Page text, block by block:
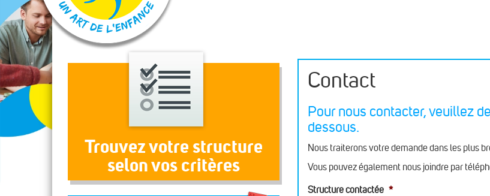
Trouvez votre structure
selon vos critères
Contact
Pour nous contacter, veuillez
dessous.
Nous traiterons votre demande dans les plus
Vous pouvez également nous joindre par
Structure contactée *